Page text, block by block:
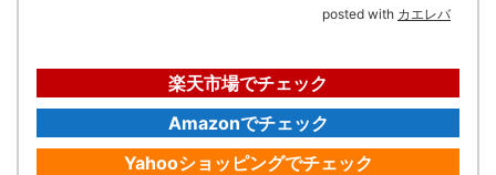
posted with カエレバ
楽天市場でチェック
Amazonでチェック
Yahooショッピングでチェック